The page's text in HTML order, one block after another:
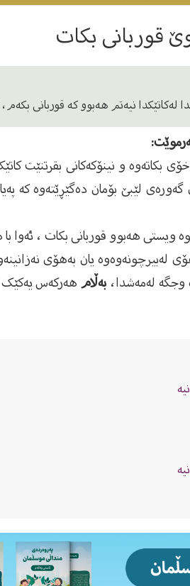
قوربانى بکات
نیەتم هەبوو کە قوربانی بکەم،
و نینۆکەکانی بقرتنێت
لێبێ بۆمان دەگێڕێتەوە کە
هه‌بوو قوربانی بكات ، ئه‌وا
یان بەهۆی
وجگە لەمەشدا، بەڵامهەرکەس یەکێک